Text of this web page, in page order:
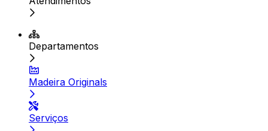
Departamentos
Madeira Originals
Serviços